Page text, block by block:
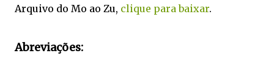
Arquivo do Mo ao Zu, clique para baixar.
Abreviações: